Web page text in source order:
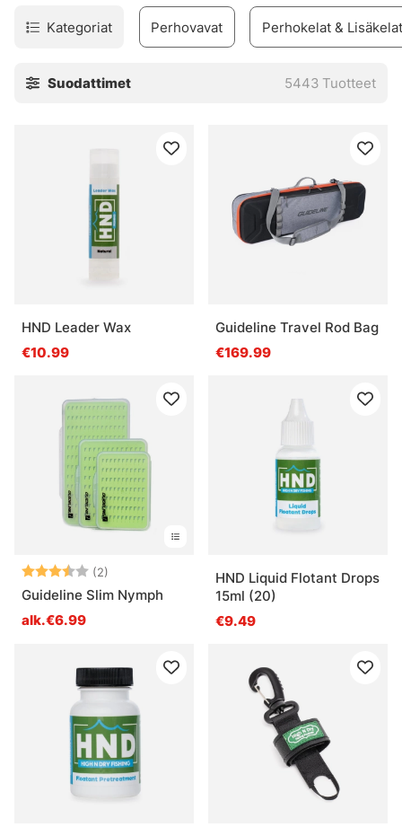
Kategoriat Perhovavat Perhokelat & Lisäkelat
Suodattimet 5443 Tuotteet
HND Leader Wax
€10.99
Guideline Travel Rod Bag
€169.99
Arvio: (2)
3.5 5:sta tähdestä
Guideline Slim Nymph
alk.€6.99
HND Liquid Flotant Drops
15ml (20)
€9.49